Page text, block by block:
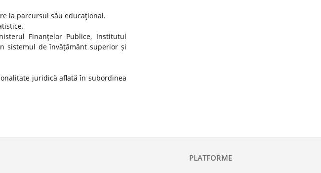
la parcursul său educaţional.
Finanţelor Publice, Institutul
sistemul de învățământ superior și
juridică aflată în subordinea
PLATFORME